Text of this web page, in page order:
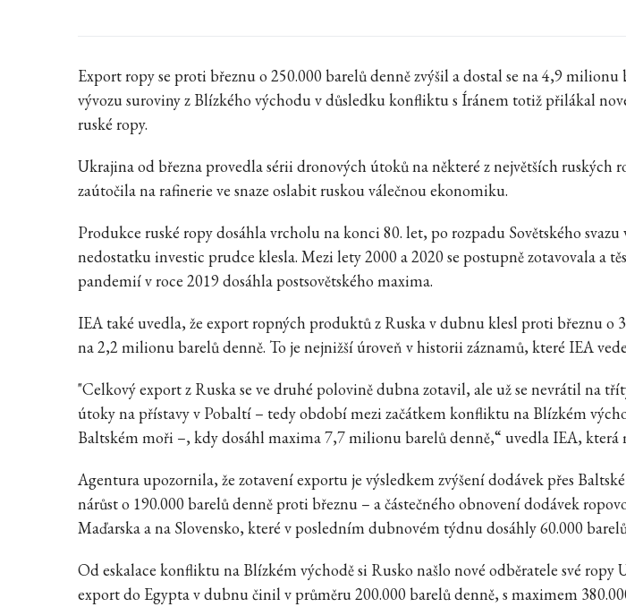
Export ropy se proti březnu o 250.000 barelů denně zvýšil a dostal se na 4,9 milionu
vývozu suroviny z Blízkého východu v důsledku konfliktu s Íránem totiž přilákal
ruské ropy.
Ukrajina od března provedla sérii dronových útoků na některé z největších ruských
zaútočila na rafinerie ve snaze oslabit ruskou válečnou ekonomiku.
Produkce ruské ropy dosáhla vrcholu na konci 80. let, po rozpadu Sovětského
nedostatku investic prudce klesla. Mezi lety 2000 a 2020 se postupně zotavovala a
pandemií v roce 2019 dosáhla postsovětského maxima.
IEA také uvedla, že export ropných produktů z Ruska v dubnu klesl proti březnu o
na 2,2 milionu barelů denně. To je nejnižší úroveň v historii záznamů, které IEA
"Celkový export z Ruska se ve druhé polovině dubna zotavil, ale už se nevrátil na
útoky na přístavy v Pobaltí – tedy období mezi začátkem konfliktu na Blízkém
Baltském moři –, kdy dosáhl maxima 7,7 milionu barelů denně,“ uvedla IEA, která
Agentura upozornila, že zotavení exportu je výsledkem zvýšení dodávek přes
nárůst o 190.000 barelů denně proti březnu – a částečného obnovení dodávek
Maďarska a na Slovensko, které v posledním dubnovém týdnu dosáhly 60.000
Od eskalace konfliktu na Blízkém východě si Rusko našlo nové odběratele své ropy
export do Egypta v dubnu činil v průměru 200.000 barelů denně, s maximem